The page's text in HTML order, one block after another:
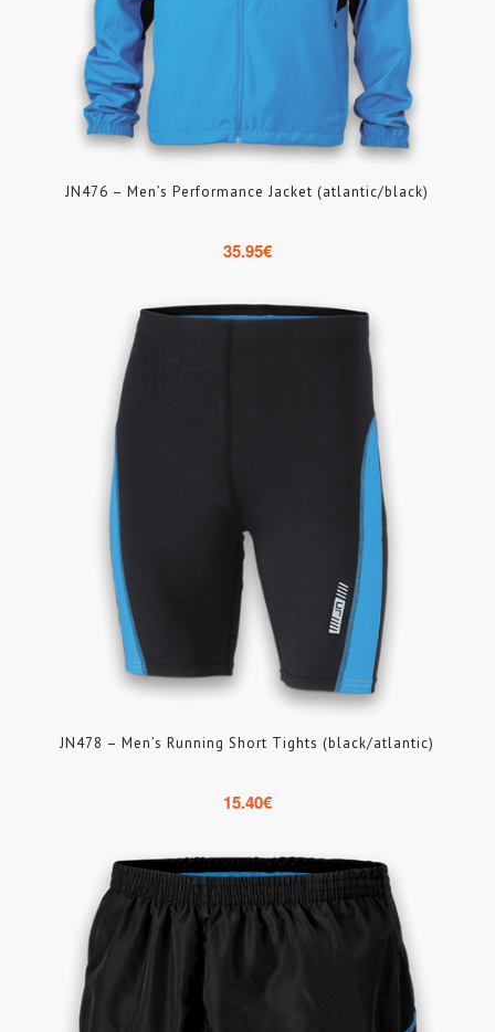
JN476 – Men’s Performance Jacket (atlantic/black)
35.95€
JN478 – Men’s Running Short Tights (black/atlantic)
15.40€